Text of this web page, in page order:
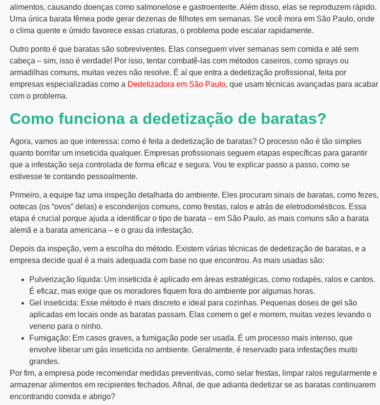
alimentos, causando doenças como salmonelose e gastroenterite. Além disso, elas se reproduzem rápido.
Uma única barata fêmea pode gerar dezenas de filhotes em semanas. Se você mora em São Paulo, onde
o clima quente e úmido favorece essas criaturas, o problema pode escalar rapidamente.
Outro ponto é que baratas são sobreviventes. Elas conseguem viver semanas sem comida e até sem
cabeça – sim, isso é verdade! Por isso, tentar combatê-las com métodos caseiros, como sprays ou
armadilhas comuns, muitas vezes não resolve. É aí que entra a dedetização profissional, feita por
empresas especializadas como a Dedetizadora em São Paulo, que usam técnicas avançadas para acabar
com o problema.
Como funciona a dedetização de baratas?
Agora, vamos ao que interessa: como é feita a dedetização de baratas? O processo não é tão simples
quanto borrifar um inseticida qualquer. Empresas profissionais seguem etapas específicas para garantir
que a infestação seja controlada de forma eficaz e segura. Vou te explicar passo a passo, como se
estivesse te contando pessoalmente.
Primeiro, a equipe faz uma inspeção detalhada do ambiente. Eles procuram sinais de baratas, como fezes,
ootecas (os “ovos” delas) e esconderijos comuns, como frestas, ralos e atrás de eletrodomésticos. Essa
etapa é crucial porque ajuda a identificar o tipo de barata – em São Paulo, as mais comuns são a barata
alemã e a barata americana – e o grau da infestação.
Depois da inspeção, vem a escolha do método. Existem várias técnicas de dedetização de baratas, e a
empresa decide qual é a mais adequada com base no que encontrou. As mais usadas são:
Pulverização líquida: Um inseticida é aplicado em áreas estratégicas, como rodapés, ralos e cantos.
É eficaz, mas exige que os moradores fiquem fora do ambiente por algumas horas.
Gel inseticida: Esse método é mais discreto e ideal para cozinhas. Pequenas doses de gel são
aplicadas em locais onde as baratas passam. Elas comem o gel e morrem, muitas vezes levando o
veneno para o ninho.
Fumigação: Em casos graves, a fumigação pode ser usada. É um processo mais intenso, que
envolve liberar um gás inseticida no ambiente. Geralmente, é reservado para infestações muito
grandes.
Por fim, a empresa pode recomendar medidas preventivas, como selar frestas, limpar ralos regularmente e
armazenar alimentos em recipientes fechados. Afinal, de que adianta dedetizar se as baratas continuarem
encontrando comida e abrigo?